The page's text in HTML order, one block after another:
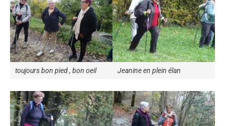
toujours bon pied , bon oeil Jeanine en plein élan